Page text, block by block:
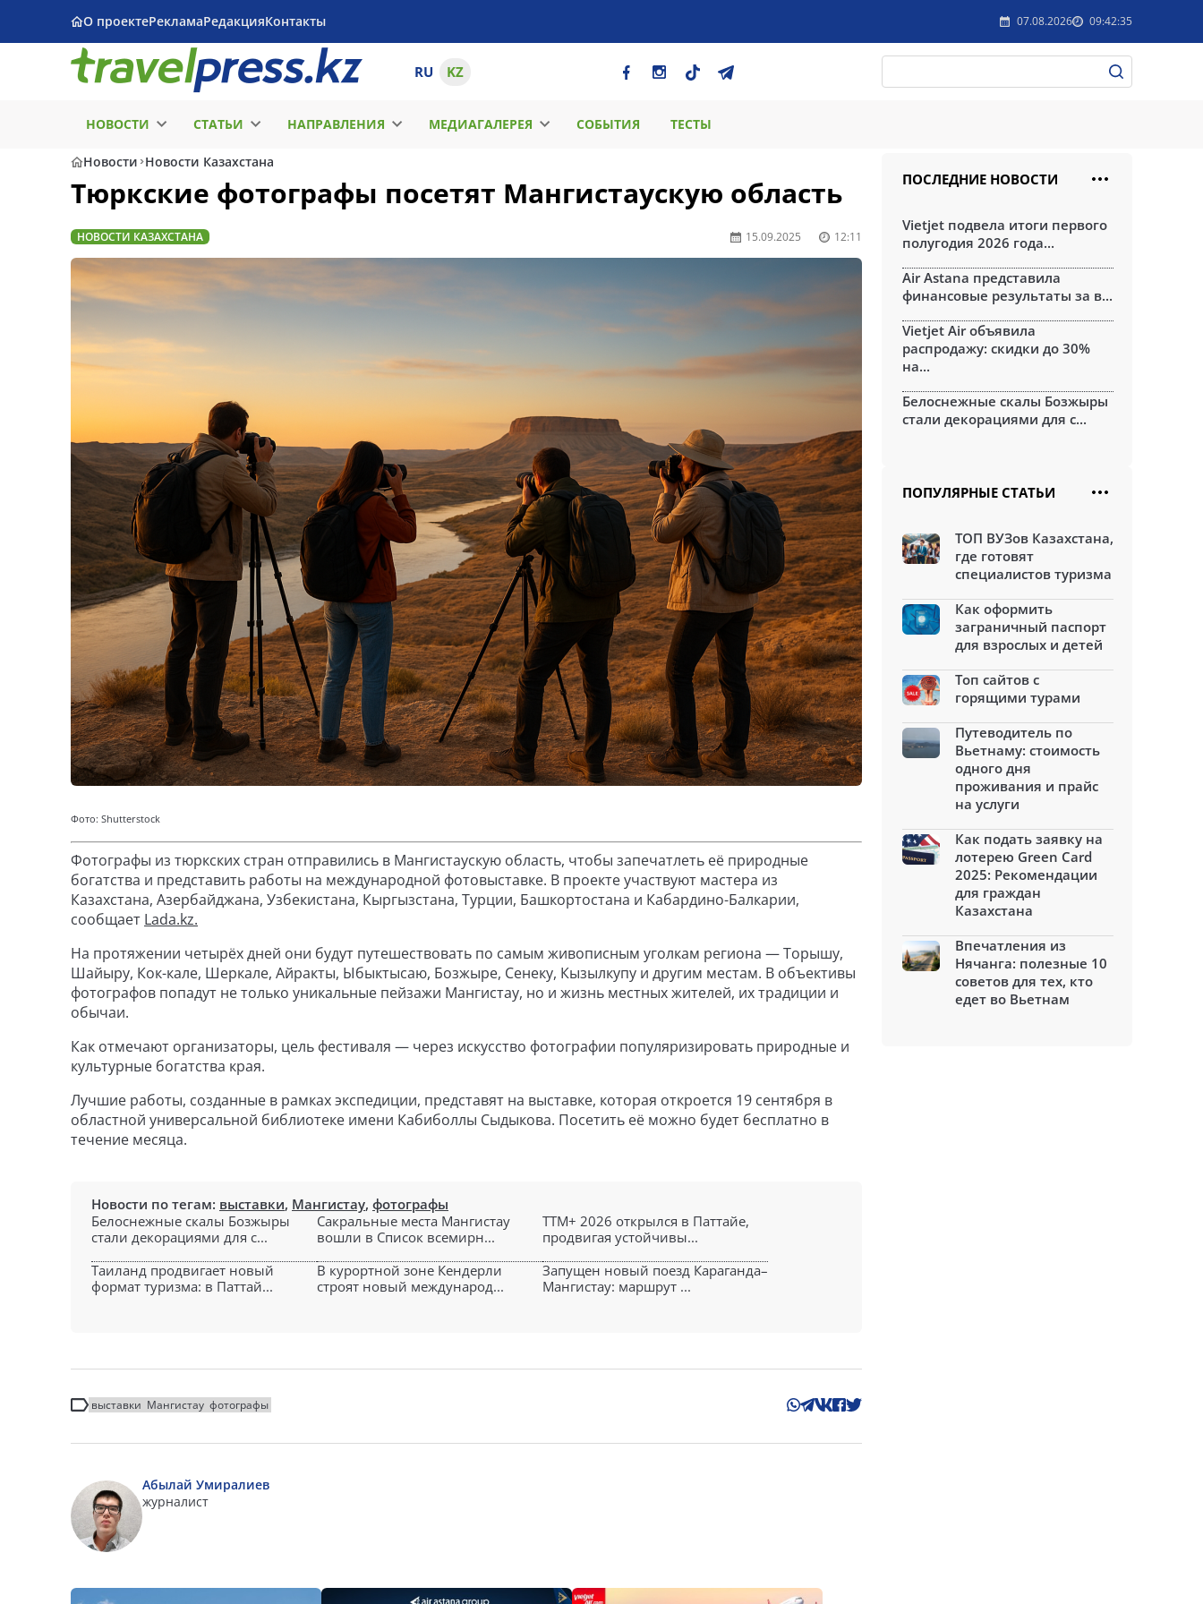
О проектеРекламаРедакцияКонтакты 07.08.2026 09:42:35
RU KZ
НОВОСТИ СТАТЬИ НАПРАВЛЕНИЯ МЕДИАГАЛЕРЕЯ СОБЫТИЯ ТЕСТЫ
Новости Новости Казахстана
Тюркские фотографы посетят Мангистаускую область
НОВОСТИ КАЗАХСТАНА 15.09.2025 12:11
Фото: Shutterstock
Фотографы из тюркских стран отправились в Мангистаускую область, чтобы запечатлеть её природные
богатства и представить работы на международной фотовыставке. В проекте участвуют мастера из
Казахстана, Азербайджана, Узбекистана, Кыргызстана, Турции, Башкортостана и Кабардино-Балкарии,
сообщает Lada.kz.
На протяжении четырёх дней они будут путешествовать по самым живописным уголкам региона — Торышу,
Шайыру, Кок-кале, Шеркале, Айракты, Ыбыктысаю, Бозжыре, Сенеку, Кызылкупу и другим местам. В объективы
фотографов попадут не только уникальные пейзажи Мангистау, но и жизнь местных жителей, их традиции и
обычаи.
Как отмечают организаторы, цель фестиваля — через искусство фотографии популяризировать природные и
культурные богатства края.
Лучшие работы, созданные в рамках экспедиции, представят на выставке, которая откроется 19 сентября в
областной универсальной библиотеке имени Кабиболлы Сыдыкова. Посетить её можно будет бесплатно в
течение месяца.
Новости по тегам: выставки, Мангистау, фотографы
Белоснежные скалы Бозжыры
стали декорациями для с...
Сакральные места Мангистау
вошли в Список всемирн...
TTM+ 2026 открылся в Паттайе,
продвигая устойчивы...
Таиланд продвигает новый
формат туризма: в Паттай...
В курортной зоне Кендерли
строят новый международ...
Запущен новый поезд Караганда–
Мангистау: маршрут ...
выставки Мангистау фотографы
Абылай Умиралиев
журналист
ПОСЛЕДНИЕ НОВОСТИ
Vietjet подвела итоги первого
полугодия 2026 года...
Air Astana представила
финансовые результаты за в...
Vietjet Air объявила
распродажу: скидки до 30%
на...
Белоснежные скалы Бозжыры
стали декорациями для с...
ПОПУЛЯРНЫЕ СТАТЬИ
ТОП ВУЗов Казахстана,
где готовят
специалистов туризма
Как оформить
заграничный паспорт
для взрослых и детей
Топ сайтов с
горящими турами
Путеводитель по
Вьетнаму: стоимость
одного дня
проживания и прайс
на услуги
Как подать заявку на
лотерею Green Card
2025: Рекомендации
для граждан
Казахстана
Впечатления из
Нячанга: полезные 10
советов для тех, кто
едет во Вьетнам